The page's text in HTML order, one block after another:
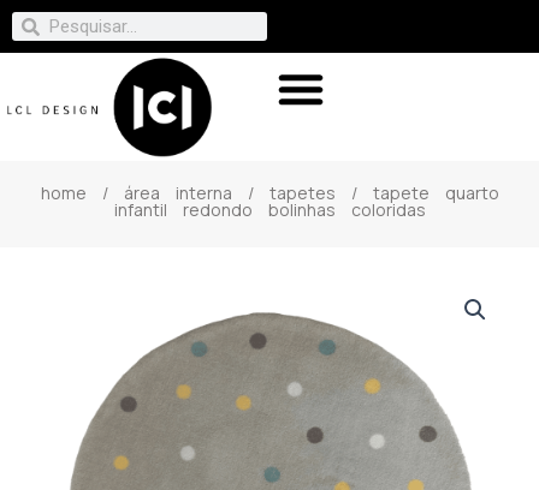
home / área interna / tapetes / tapete quarto
infantil redondo bolinhas coloridas